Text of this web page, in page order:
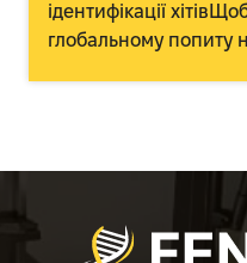
ідентифікації
глобальному попиту